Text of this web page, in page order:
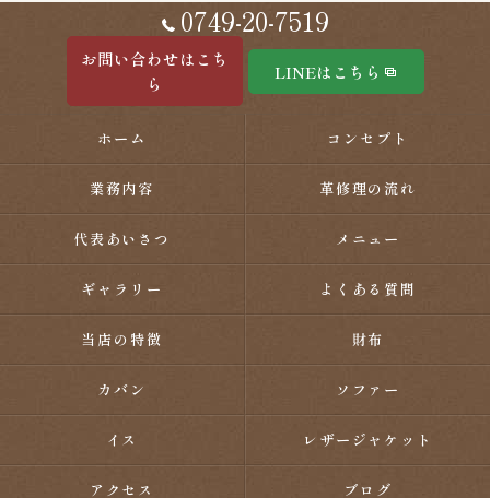
0749-20-7519
お問い合わせはこち
ら
LINEはこちら
ホーム コンセプト
業務内容 革修理の流れ
代表あいさつ メニュー
ギャラリー よくある質問
当店の特徴 財布
カバン ソファー
イス レザージャケット
アクセス ブログ